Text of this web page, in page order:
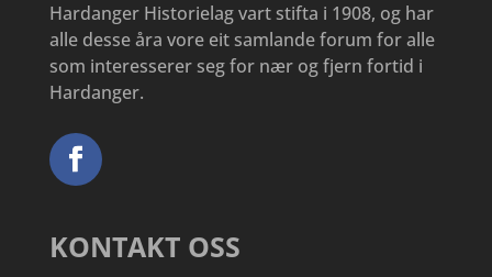
Hardanger Historielag vart stifta i 1908, og har
alle desse åra vore eit samlande forum for alle
som interesserer seg for nær og fjern fortid i
Hardanger.
KONTAKT OSS